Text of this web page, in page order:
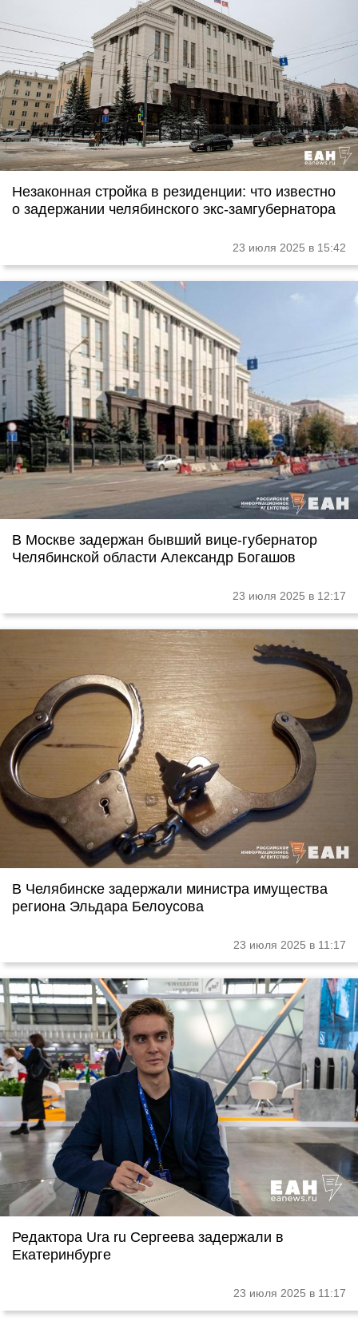
Незаконная стройка в резиденции: что известно
о задержании челябинского экс-замгубернатора
23 июля 2025 в 15:42
В Москве задержан бывший вице-губернатор
Челябинской области Александр Богашов
23 июля 2025 в 12:17
В Челябинске задержали министра имущества
региона Эльдара Белоусова
23 июля 2025 в 11:17
Редактора Ura ru Сергеева задержали в
Екатеринбурге
23 июля 2025 в 11:17